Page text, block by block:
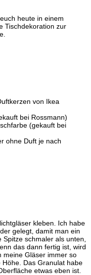
euch heute in einem
Tischdekoration zur
von Ikea
bei Rossmann)
(gekauft bei
ohne Duft je nach
kleben. Ich habe
gelegt, damit man ein
schmaler als unten,
das dann fertig ist, wird
meine Gläser immer so
Das Granulat habe
etwas eben ist.